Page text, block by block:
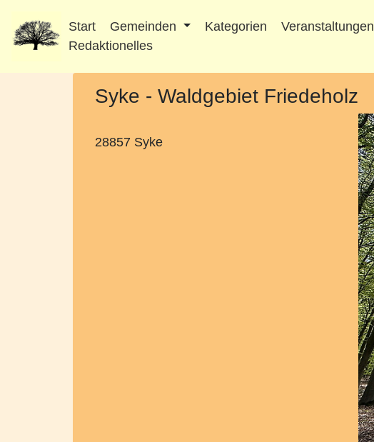
Start Gemeinden Kategorien Veranstaltungen
Redaktionelles
Syke - Waldgebiet Friedeholz
28857 Syke